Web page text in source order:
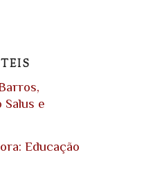
e
Educação